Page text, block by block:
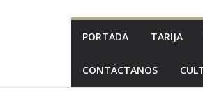
PORTADA TARIJA
CONTÁCTANOS